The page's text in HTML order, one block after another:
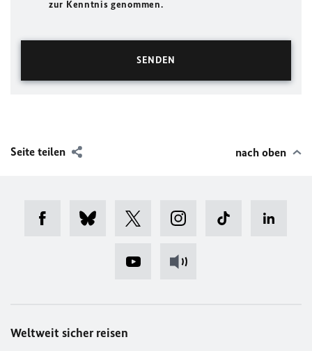
zur Kenntnis genommen.
Seite teilen nach oben
Weltweit sicher reisen